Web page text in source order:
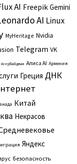
AI Freepik Gemini
AI Linux
MyHeritage Nvidia
Telegram VK
Азербайджан Алиса AI Армения
Греция ДНК
Китай
Некрасов
Яндекс
безопасность